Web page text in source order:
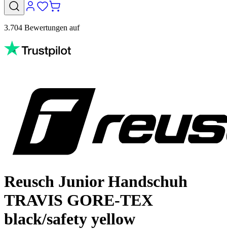
3.704 Bewertungen auf
Reusch Junior Handschuh
TRAVIS GORE-TEX
black/safety yellow